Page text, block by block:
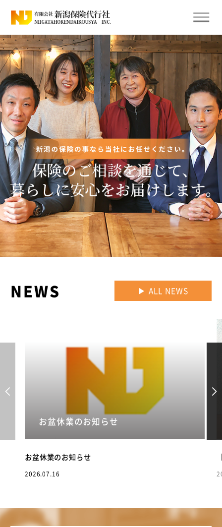
NEWS ▶︎ ALL NEWS
お盆休業のお知らせ
お盆休業のお知らせ
2026.07.16